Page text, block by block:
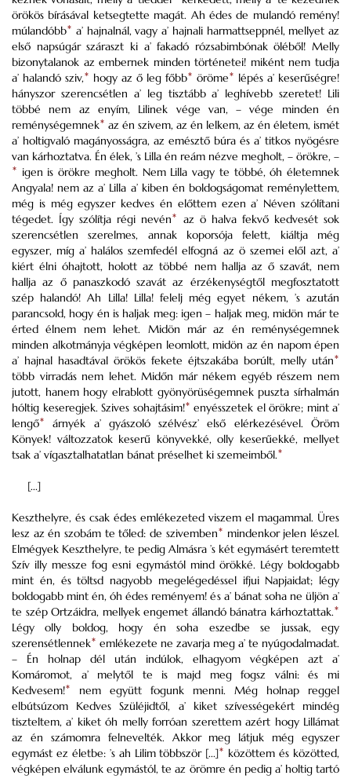
örökös bírásával ketsegtette magát. Ah édes de mulandó remény!
múlandóbb* a’ hajnalnál, vagy a’ hajnali harmattseppnél, mellyet az
első napsúgár száraszt ki a’ fakadó rózsabimbónak öléből! Melly
bizonytalanok az embernek minden történetei! miként nem tudja
a’ halandó sziv,* hogy az ő leg főbb* öröme*
lépés a’ keserűségre!
hányszor szerencsétlen a’ leg tisztább a’ leghívebb szeretet! Lili
többé nem az enyím, Lilinek vége van, – vége minden én
reménységemnek* az én szivem, az én lelkem, az én életem, ismét
a’ holtigvaló magányosságra, az emésztő búra és a’ titkos nyögésre
van kárhoztatva. Én élek, ’s Lilla én reám nézve megholt, – örökre, –
*
igen is örökre megholt. Nem Lilla vagy te többé, óh életemnek
Angyala! nem az a’ Lilla a’ kiben én boldogságomat reménylettem,
még is még egyszer kedves én előttem ezen a’ Néven szólítani
tégedet. Így szólítja régi nevén *
az ö halva fekvő kedvesét sok
szerencsétlen szerelmes, annak koporsója felett, kiáltja még
egyszer, míg a’ halálos szemfedél elfogná az ö szemei elől azt, a’
kiért élni óhajtott, holott az többé nem hallja az ő szavát, nem
hallja az ő panaszkodó szavát az érzékenységtől megfosztatott
szép halandó! Ah Lilla! Lilla! felelj még egyet nékem, ’s azután
parancsold, hogy én is haljak meg: igen – haljak meg, midön már te
érted élnem nem lehet. Midön már az én reménységemnek
minden alkotmányja végképen leomlott, midön az én napom épen
a’ hajnal hasadtával örökös fekete éjtszakába borúlt, melly után*
több virradás nem lehet. Midőn már nékem egyéb részem nem
jutott, hanem hogy elrablott gyönyörüségemnek puszta sírhalmán
hóltig keseregjek. Szives sohajtásim!* enyésszetek el örökre; mint a’
lengő*
árnyék a’ gyászoló szélvész’ első elérkezésével. Öröm
Könyek! változzatok keserű könyvekké, olly keserűekké, mellyet
tsak a’ vígasztalhatatlan bánat préselhet ki szemeimből.*
[...]
Keszthelyre, és csak édes emlékezeted viszem el magammal. Üres
lesz az én szobám te tőled: de szivemben*
mindenkor jelen lészel.
Elmégyek Keszthelyre, te pedig Almásra ’s két egymásért teremtett
Szív illy messze fog esni egymástól mind örökké. Légy boldogabb
mint én, és töltsd nagyobb megelégedéssel ifjui Napjaidat; légy
boldogabb mint én, óh édes reményem! és a’ bánat soha ne üljön a’
te szép Ortzáidra, mellyek engemet állandó bánatra kárhoztattak.*
Légy olly boldog, hogy én soha eszedbe se jussak, egy
szerensétlennek* emlékezete ne zavarja meg a’ te nyúgodalmadat.
– Én holnap dél után indúlok, elhagyom végképen azt a’
Komáromot, a’ melytől te is majd meg fogsz válni: és mi
Kedvesem!*
nem együtt fogunk menni. Még holnap reggel
elbútsúzom Kedves Szüléjidtől, a’ kiket szívességekért mindég
tiszteltem, a’ kiket óh melly forróan szerettem azért hogy Lillámat
az én számomra felnevelték. Akkor meg látjuk még egyszer
egymást ez életbe: ’s ah Lilim többször [...]*
közöttem és közötted,
végképen elválunk egymástól, te az örömre én pedig a’ holtig tartó